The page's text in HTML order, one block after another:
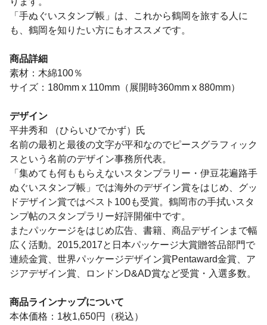
「手ぬぐいスタンプ帳」は、これから鶴岡を旅する人に
も、鶴岡を知りたい方にもオススメです。
商品詳細
素材：木綿100％
サイズ：180mm x 110mm（展開時360mm x 880mm）
デザイン
平井秀和 （ひらいひでかず）氏
名前の最初と最後の文字が平和なのでピースグラフィック
スという名前のデザイン事務所代表。
「集めても何ももらえないスタンプラリー・伊豆花遍路手
ぬぐいスタンプ帳」では海外のデザイン賞をはじめ、グッ
ドデザイン賞ではベスト100も受賞。鶴岡市の手拭いスタ
ンプ帖のスタンプラリー好評開催中です。
またパッケージをはじめ広告、書籍、商品デザインまで幅
広く活動。2015,2017と日本パッケージ大賞贈答品部門で
連続金賞、世界パッケージデザイン賞Pentaward金賞、ア
ジアデザイン賞、ロンドンD&AD賞など受賞・入選多数。
商品ラインナップについて
本体価格：1枚1,650円（税込）